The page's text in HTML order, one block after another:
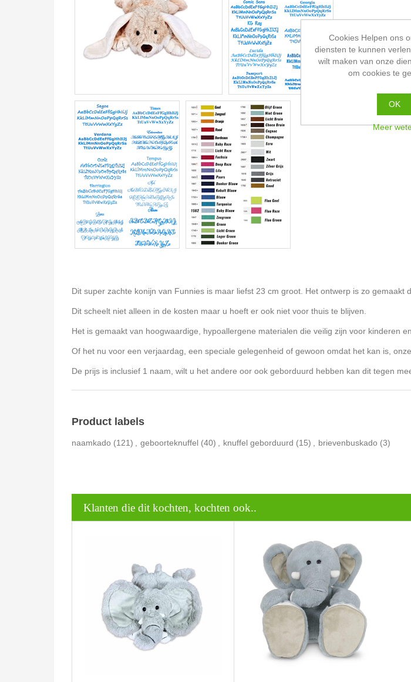
Dit super zachte konijn van Funnies is maar liefst 23 cm groot. Het ontwerp is zo gemaakt
Dit scheelt niet alleen in de kosten maar u hoeft er ook niet voor thuis te blijven.
Het is gemaakt van hoogwaardige, hypoallergene materialen die veilig zijn voor kinderen
Of het nu voor een verjaardag, een speciale gelegenheid of gewoon omdat het kan is,
De prijs is inclusief 1 naam, wilt u het andere oor ook geborduurd hebben kan dit tegen
Product labels
naamkado (121) geboorteknuffel (40) knuffel geborduurd (15) brievenbuskado (3)
Klanten die dit kochten, kochten ook..
Cookies Helpen ons
diensten te kunnen
wilt maken van onze
om cookies te
OK
Meer